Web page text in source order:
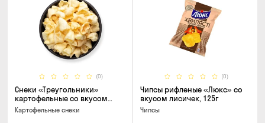
(0)
Снеки «Треугольники»
картофельные со вкусом
сметаны с луком
Картофельные снеки
(0)
Чипсы рифленые «Люкс» со
вкусом лисичек, 125г
Чипсы